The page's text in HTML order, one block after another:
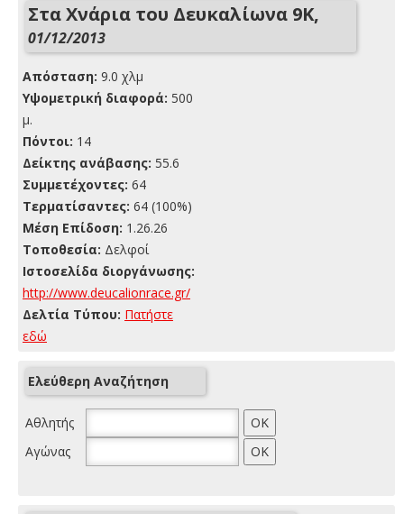
Στα Χνάρια του Δευκαλίωνα 9K,
01/12/2013
Απόσταση: 9.0 χλμ
Yψομετρική διαφορά: 500
μ.
Πόντοι: 14
Δείκτης ανάβασης: 55.6
Συμμετέχοντες: 64
Τερματίσαντες: 64 (100%)
Μέση Επίδοση: 1.26.26
Τοποθεσία: Δελφοί
Ιστοσελίδα διοργάνωσης:
http://www.deucalionrace.gr/
Δελτία Τύπου: Πατήστε
εδώ
Ελεύθερη Αναζήτηση
Αθλητής
Αγώνας